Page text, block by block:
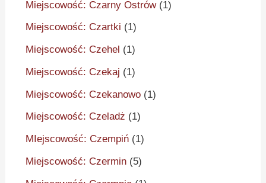
Miejscowość: Czarny Ostrów(1)
Miejscowość: Czartki (1)
Miejscowość: Czehel (1)
Miejscowość: Czekaj (1)
Miejscowość: Czekanowo (1)
Miejscowość: Czeladż (1)
MIejscowość: Czempiń (1)
Miejscowość: Czermin (5)